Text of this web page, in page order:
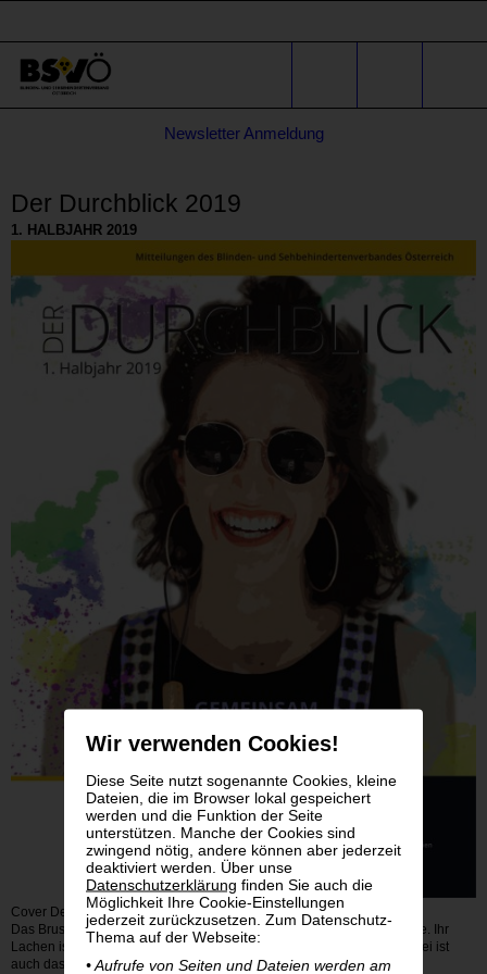
Wir verwenden Cookies!
Diese Seite nutzt sogenannte Cookies, kleine
Dateien, die im Browser lokal gespeichert
werden und die Funktion der Seite
unterstützen. Manche der Cookies sind
zwingend nötig, andere können aber jederzeit
deaktiviert werden. Über unse
Datenschutzerklärung finden Sie auch die
Möglichkeit Ihre Cookie-Einstellungen
jederzeit zurückzusetzen. Zum Datenschutz-
Thema auf der Webseite:
• Aufrufe von Seiten und Dateien werden am
Stichwortsuche
Newsletter Anmeldung
Der Durchblick 2019
1. HALBJAHR 2019
Cover Der Durchblick 1_2019 © bsvö ig
Das Brustportrait einer jungen Frau mit weißem Stock und runder Brille. Ihr
Lachen ist offen und freundlich. Bunte Farbspritzer umgeben sie - dabei ist
auch das Motto: Gemeinsam mehr sehen!